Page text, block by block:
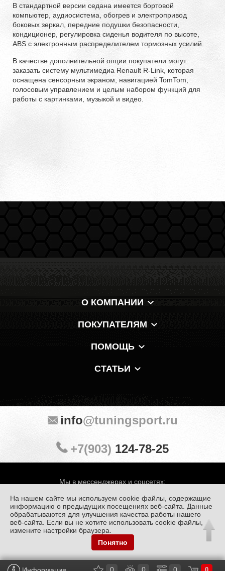
В стандартной версии седана имеется бортовой
компьютер, аудиосистема, обогрев и электропривод
боковых зеркал, передние подушки безопасности,
кондиционер, регулировка сиденья водителя по высоте,
ABS c электронным распределителем тормозных усилий.
В качестве дополнительной опции покупатели могут
заказать систему мультимедиа Renault R-Link, которая
оснащена сенсорным экраном, навигацией TomTom,
голосовым управлением и целым набором функций для
работы с картинками, музыкой и видео.
О КОМПАНИИ
ПОКУПАТЕЛЯМ
ПОМОЩЬ
СТАТЬИ
Мы в мессенджерах и соцсетях:
info@tuningsport.ru
+7(903) 124-78-25
© «Тюнинг Спорт» 1998 — 2026
Политика конфиденциальности
Обработка персональных данных
На нашем сайте мы используем cookie файлы, содержащие
информацию о предыдущих посещениях веб-сайта. Данные
обрабатываются для улучшения качества работы нашего
веб-сайта. Если вы не хотите использовать cookie файлы,
измените настройки браузера.
Понятно